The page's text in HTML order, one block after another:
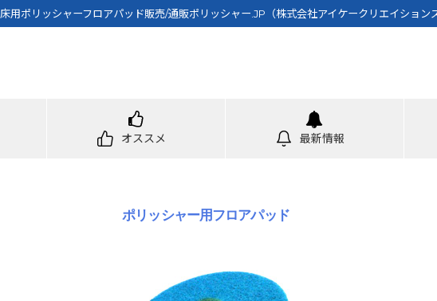
床用ポリッシャーフロアパッド販売/通販ポリッシャー.JP（株式会社アイケークリエイションズ
オススメ 最新情報
ポリッシャー用フロアパッド